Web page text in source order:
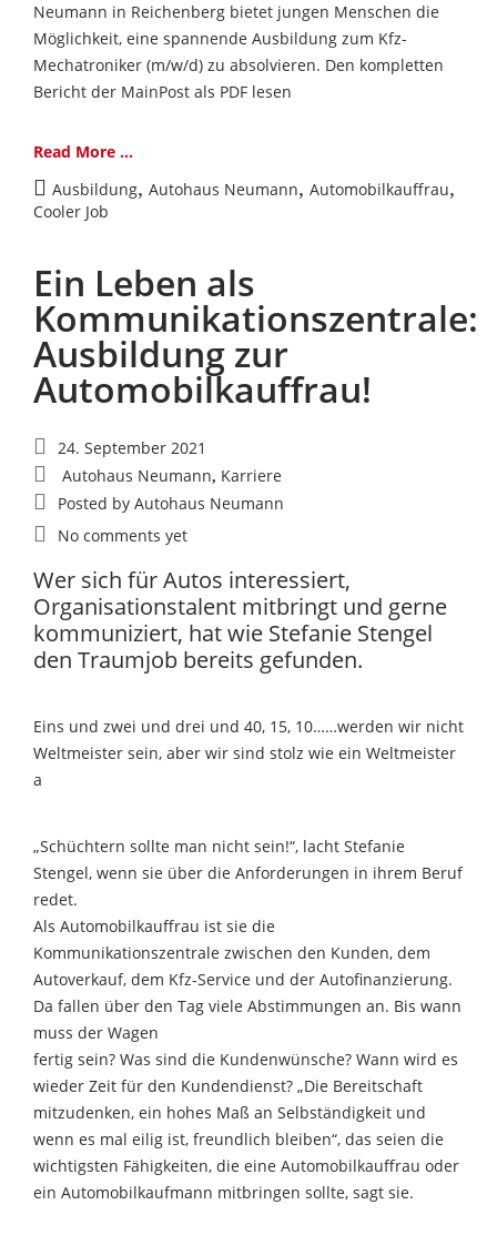
Neumann in Reichenberg bietet jungen Menschen die
Möglichkeit, eine spannende Ausbildung zum Kfz-
Mechatroniker (m/w/d) zu absolvieren. Den kompletten
Bericht der MainPost als PDF lesen
Read More ...
Ausbildung, Autohaus Neumann, Automobilkauffrau,
Cooler Job
Ein Leben als
Kommunikationszentrale:
Ausbildung zur
Automobilkauffrau!
24. September 2021
Autohaus Neumann, Karriere
Posted by Autohaus Neumann
No comments yet
Wer sich für Autos interessiert,
Organisationstalent mitbringt und gerne
kommuniziert, hat wie Stefanie Stengel
den Traumjob bereits gefunden.
Eins und zwei und drei und 40, 15, 10……werden wir nicht
Weltmeister sein, aber wir sind stolz wie ein Weltmeister
a
„Schüchtern sollte man nicht sein!“, lacht Stefanie
Stengel, wenn sie über die Anforderungen in ihrem Beruf
redet.
Als Automobilkauffrau ist sie die
Kommunikationszentrale zwischen den Kunden, dem
Autoverkauf, dem Kfz-Service und der Autofinanzierung.
Da fallen über den Tag viele Abstimmungen an. Bis wann
muss der Wagen
fertig sein? Was sind die Kundenwünsche? Wann wird es
wieder Zeit für den Kundendienst? „Die Bereitschaft
mitzudenken, ein hohes Maß an Selbständigkeit und
wenn es mal eilig ist, freundlich bleiben“, das seien die
wichtigsten Fähigkeiten, die eine Automobilkauffrau oder
ein Automobilkaufmann mitbringen sollte, sagt sie.